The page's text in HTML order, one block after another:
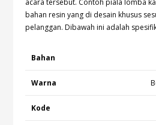
bahan resin yang di desain khusus
pelanggan. Dibawah ini adalah
Bahan
Warna
Kode